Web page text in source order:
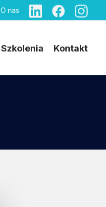
O nas
Szkolenia Kontakt